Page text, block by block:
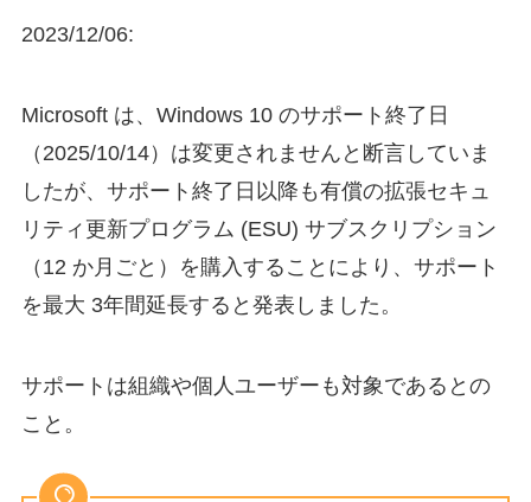
2023/12/06:
Microsoft は、Windows 10 のサポート終了日
（2025/10/14）は変更されませんと断言していま
したが、サポート終了日以降も有償の拡張セキュ
リティ更新プログラム (ESU) サブスクリプション
（12 か月ごと）を購入することにより、サポート
を最大 3年間延長すると発表しました。
サポートは組織や個人ユーザーも対象であるとの
こと。